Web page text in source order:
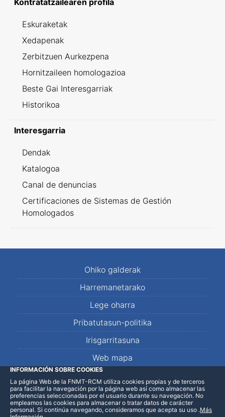
Kontratatzailearen profila
Eskuraketak
Xedapenak
Zerbitzuen Aurkezpena
Hornitzaileen homologazioa
Beste Gai Interesgarriak
Historikoa
Interesgarria
Dendak
Katalogoa
Canal de denuncias
Certificaciones de Sistemas de Gestión
Homologados
Ohiko galderak
Harremanetarako
Lege oharra
Pribatutasun-politika
Irisgarritasuna
Web mapa
LinkedInFacebookWhatsApp
INFORMACIÓN SOBRE COOKIES
La página Web de la FNMT-RCM utiliza cookies propias y de terceros
para facilitar la navegación por la página web así como almacenar las
preferencias seleccionadas por el usuario durante su navegación. No
empleamos las cookies para almacenar o tratar datos de carácter
personal. Si continúa navegando, consideramos que acepta su uso .Más